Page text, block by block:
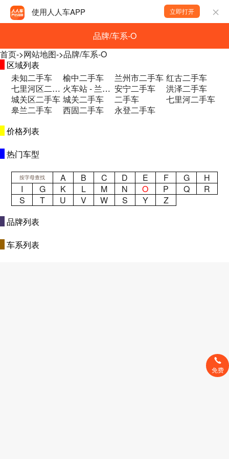
使用人人车APP 立即打开
品牌/车系-O
首页->网站地图->品牌/车系-O
区域列表
未知二手车
榆中二手车 兰州市二手车 红古二手车
七里河区二手车
火车站 - 兰州二手车 安宁二手车
洪泽二手车
城关区二手车 城关二手车 二手车
七里河二手车
皋兰二手车
西固二手车
永登二手车
价格列表
热门车型
按字母查找 A B C D E F G
H
I
G K L M N O P Q
R
S
T U V W S Y
Z
品牌列表
车系列表
免费